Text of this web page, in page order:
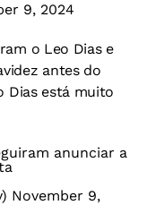
9, 2024
o Leo Dias e
antes do
Dias está muito
anunciar a
November 9,